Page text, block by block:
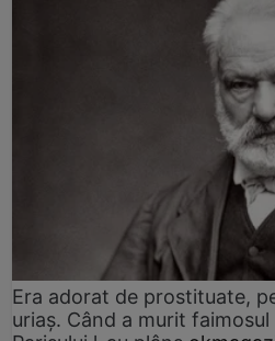
Era adorat de prostituate,
uriaș. Când a murit